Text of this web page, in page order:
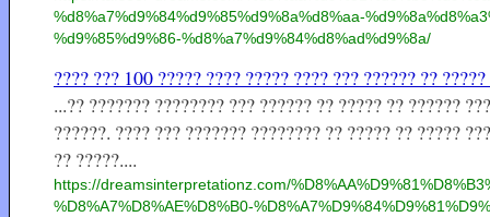
%d8%a7%d9%84%d9%85%d9%8a%d8%aa-
%d9%85%d9%86-%d8%a7%d9%84%d8%ad%d9%8a/
???? ??? 100 ????? ???? ????? ???? ??? ?????? ??
...?? ??????? ???????? ??? ?????? ?? ????? ?? ??????
??????. ???? ??? ??????? ???????? ?? ????? ?? ?????
?? ?????....
https://dreamsinterpretationz.com/
%D8%A7%D8%AE%D8%B0-